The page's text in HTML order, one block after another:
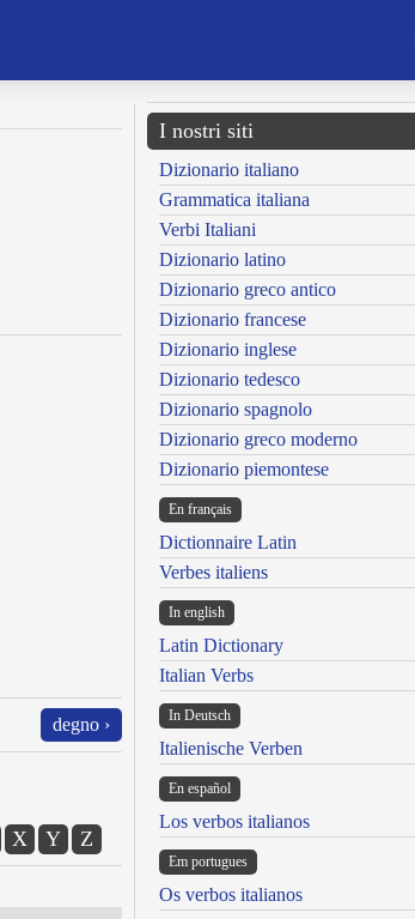
degno ›
X Y Z
I nostri siti
Dizionario italiano
Grammatica italiana
Verbi Italiani
Dizionario latino
Dizionario greco antico
Dizionario francese
Dizionario inglese
Dizionario tedesco
Dizionario spagnolo
Dizionario greco moderno
Dizionario piemontese
En français
Dictionnaire Latin
Verbes italiens
In english
Latin Dictionary
Italian Verbs
In Deutsch
Italienische Verben
En español
Los verbos italianos
Em portugues
Os verbos italianos